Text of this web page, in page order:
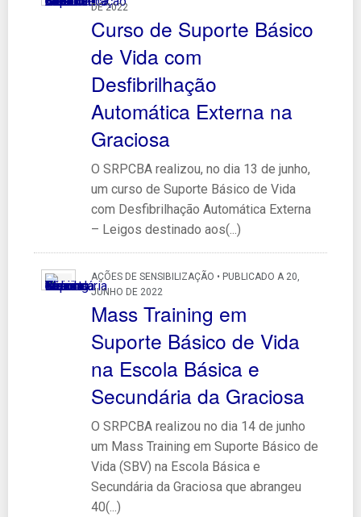
DE 2022
Curso de Suporte Básico
de Vida com
Desfibrilhação
Automática Externa na
Graciosa
O SRPCBA realizou, no dia 13 de junho,
um curso de Suporte Básico de Vida
com Desfibrilhação Automática Externa
– Leigos destinado aos(...)
AÇÕES DE SENSIBILIZAÇÃO • PUBLICADO A 20,
JUNHO DE 2022
Mass Training em
Suporte Básico de Vida
na Escola Básica e
Secundária da Graciosa
O SRPCBA realizou no dia 14 de junho
um Mass Training em Suporte Básico de
Vida (SBV) na Escola Básica e
Secundária da Graciosa que abrangeu
40(...)